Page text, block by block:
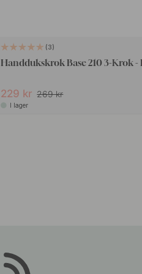
3
Handdukskrok Base 210 3-Krok
229 kr 269 kr
I lager